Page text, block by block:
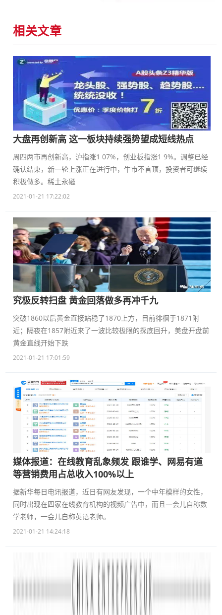
相关文章
大盘再创新高 这一板块持续强势望成短线热点
周四两市再创新高，沪指涨1 07%，创业板指涨1 9%。调整已经
确认结束，新一轮上涨正在进行中，牛市不言顶，投资者可继续
积极做多。稀土永磁
2021-01-21 17:22:02
究极反转扫盘 黄金回落做多再冲千九
突破1860以后黄金直接站稳了1870上方，目前徘徊于1871附
近；隔夜在1857附近来了一波比较极限的探底回升，美盘开盘前
黄金直线开始下跌
2021-01-21 17:01:59
媒体报道：在线教育乱象频发 跟谁学、网易有道
等营销费用占总收入100%以上
据新华每日电讯报道，近日有网友发现，一个中年模样的女性，
同时出现在四家在线教育机构的视频广告中，而且一会儿自称数
学老师，一会儿自称英语老师。
2021-01-21 14:24:18